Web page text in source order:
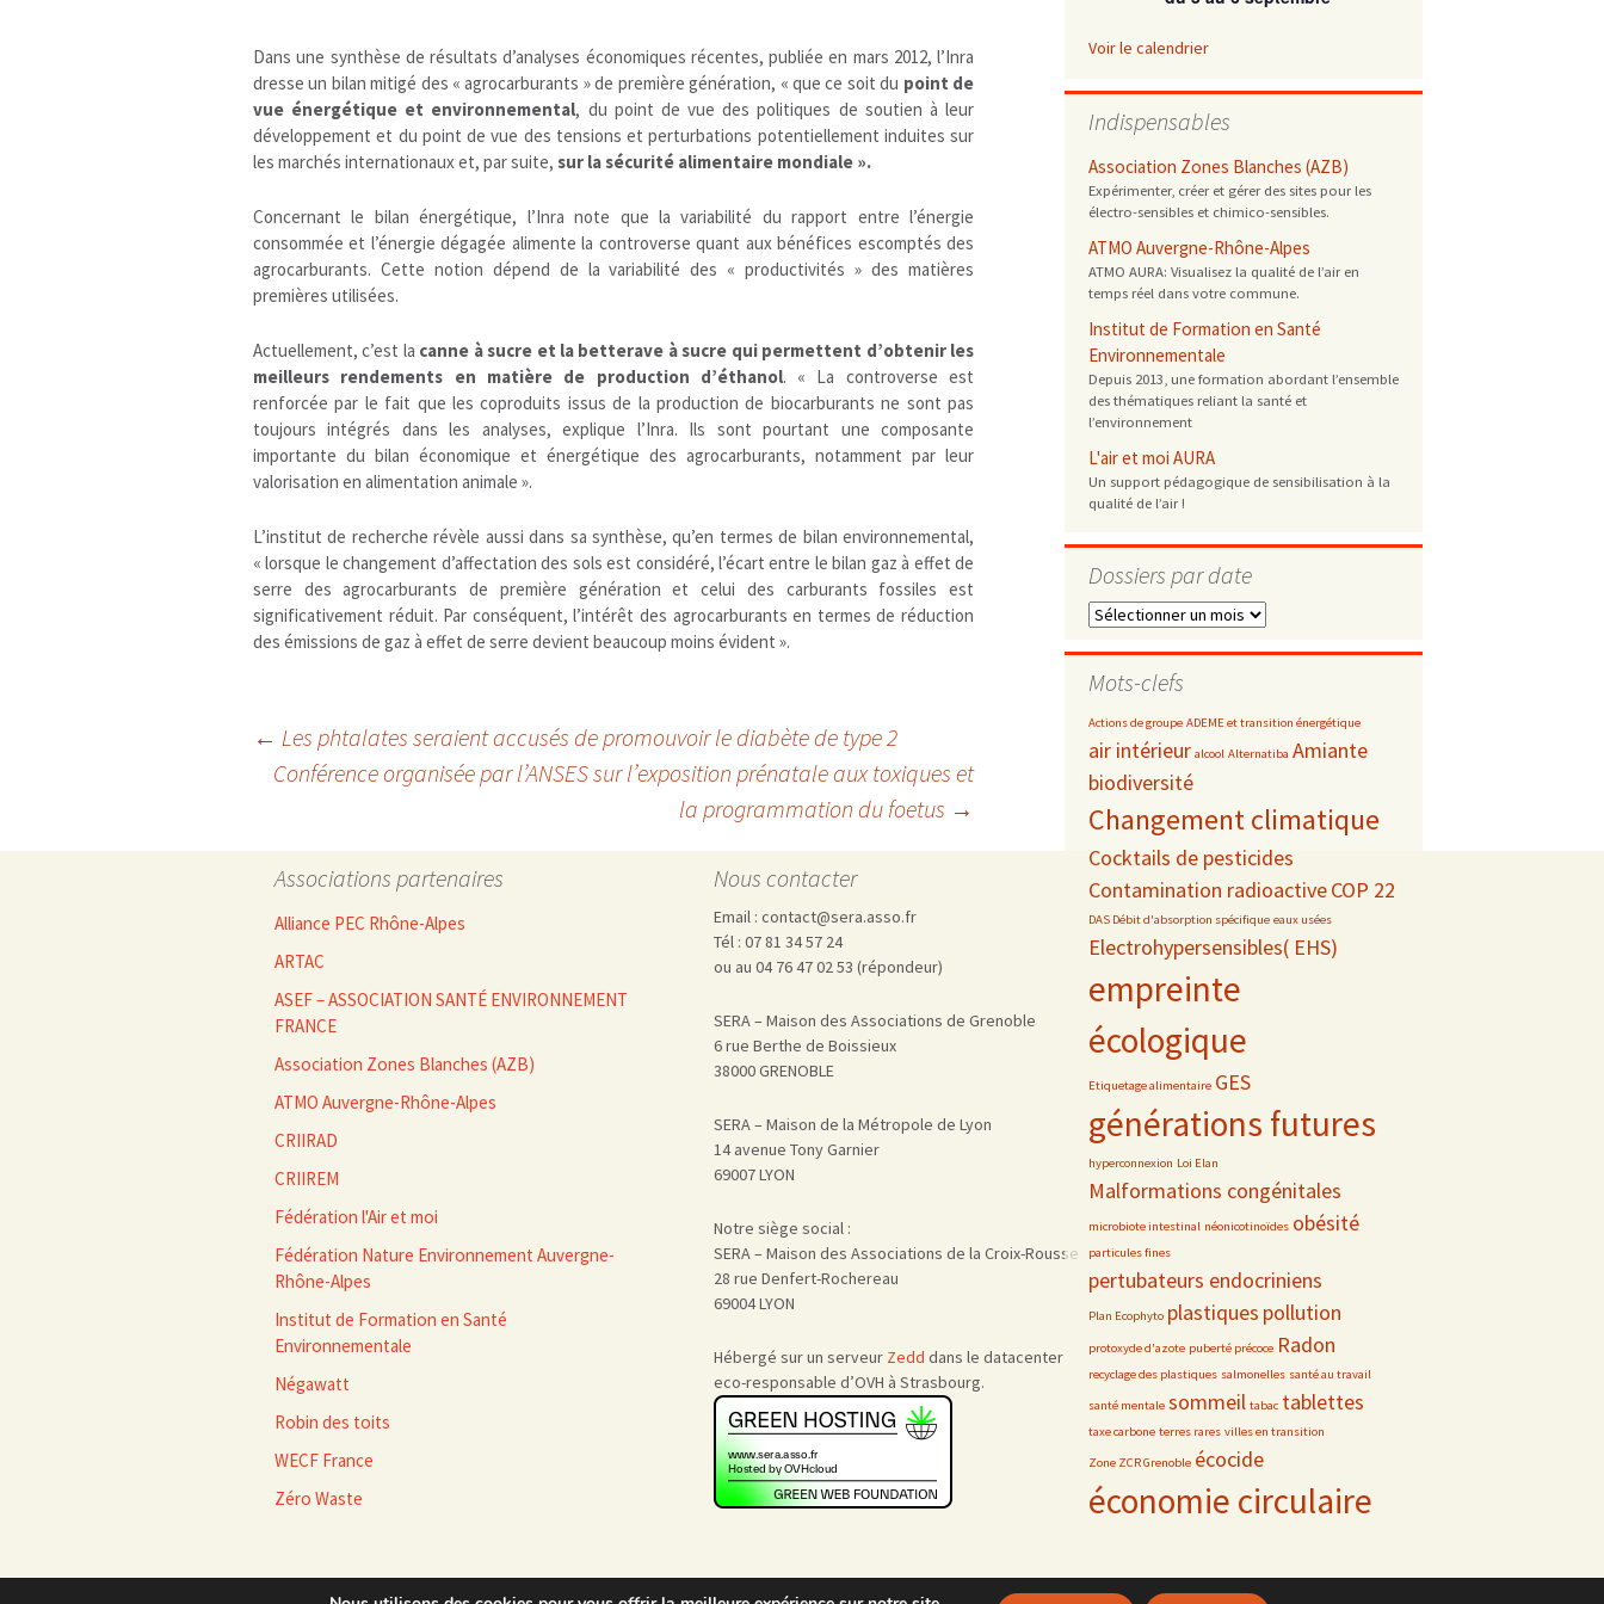
gaspillage alimentaire
modes de conservation et de cuisson
Risques majeurs
Bruit
Changements climatiques
Contamination infectieuse
Contaminations chimiques
cancérigène / mutagène / reprotoxique
perturbateurs endocriniens
PFAS
recyclage
traitements
Décisions politiques et juridiques
européenne
internationale
Eau
mers et océans
renouvelables / transition énergétique
Études scientifiques
épidémiologique
rapport économique
surveillance sanitaire
toxicologique
Jurisprudence
Logement
Modes de comportement
Pharmacovigilance, produits et
dispositifs de santé, vaccins
Population à risque
adolescents
exposition professionnelle
femmes enceintes / enfants
Publications recommandées
Rayonnements
Sols
Sommeil
Technologies
écrans / jeux vidéos
environnement industriel
Tourisme
Dans une synthèse de résultats d’analyses économiques récentes, publiée en mars 2012, l’Inra
dresse un bilan mitigé des « agrocarburants » de première génération, « que ce soit du point de
vue énergétique et environnemental, du point de vue des politiques de soutien à leur
développement et du point de vue des tensions et perturbations potentiellement induites sur
les marchés internationaux et, par suite, sur la sécurité alimentaire mondiale ».
Concernant le bilan énergétique, l’Inra note que la variabilité du rapport entre l’énergie
consommée et l’énergie dégagée alimente la controverse quant aux bénéfices escomptés des
agrocarburants. Cette notion dépend de la variabilité des « productivités » des matières
premières utilisées.
Actuellement, c’est la canne à sucre et la betterave à sucre qui permettent d’obtenir les
meilleurs rendements en matière de production d’éthanol. « La controverse est
renforcée par le fait que les coproduits issus de la production de biocarburants ne sont pas
toujours intégrés dans les analyses, explique l’Inra. Ils sont pourtant une composante
importante du bilan économique et énergétique des agrocarburants, notamment par leur
valorisation en alimentation animale ».
L’institut de recherche révèle aussi dans sa synthèse, qu’en termes de bilan environnemental,
« lorsque le changement d’affectation des sols est considéré, l’écart entre le bilan gaz à effet de
serre des agrocarburants de première génération et celui des carburants fossiles est
significativement réduit. Par conséquent, l’intérêt des agrocarburants en termes de réduction
des émissions de gaz à effet de serre devient beaucoup moins évident ».
Navigation
← Les phtalates seraient accusés de promouvoir le diabète de type 2
Conférence organisée par l’ANSES sur l’exposition prénatale aux toxiques et
la programmation du foetus →
Voir le calendrier
Indispensables
Association Zones Blanches (AZB)
Expérimenter, créer et gérer des sites pour les
électro-sensibles et chimico-sensibles.
ATMO Auvergne-Rhône-Alpes
ATMO AURA: Visualisez la qualité de l’air en
temps réel dans votre commune.
Institut de Formation en Santé
Environnementale
Depuis 2013, une formation abordant l’ensemble
des thématiques reliant la santé et
l’environnement
L'air et moi AURA
Un support pédagogique de sensibilisation à la
qualité de l’air !
Dossiers par date
Dossiers
date
Mots-clefs
Actions de groupe ADEME et transition énergétique
air intérieur alcool Alternatiba Amiante
biodiversité
Changement climatique
Cocktails de pesticides
Contamination radioactiveCOP 22
DAS Débit d'absorption spécifique eaux usées
Electrohypersensibles( EHS)
empreinte
écologique
Etiquetage alimentaire GES
générations futures
hyperconnexion Loi Elan
Malformations congénitales
microbiote intestinal néonicotinoïdes obésité
particules fines
pertubateurs endocriniens
Plan Ecophyto plastiques pollution
protoxyde d'azote puberté précoce Radon
recyclage des plastiques salmonelles santé au travail
santé mentale sommeil tabac tablettes
taxe carbone terres rares villes en transition
Zone ZCR Grenoble écocide
économie circulaire
Associations partenaires
Alliance PEC Rhône-Alpes
ARTAC
ASEF – ASSOCIATION SANTÉ ENVIRONNEMENT
FRANCE
Association Zones Blanches (AZB)
ATMO Auvergne-Rhône-Alpes
CRIIRAD
CRIIREM
Fédération l'Air et moi
Fédération Nature Environnement Auvergne-
Rhône-Alpes
Institut de Formation en Santé
Environnementale
Négawatt
Robin des toits
WECF France
Zéro Waste
Nous contacter
Email : contact@sera.asso.fr
Tél : 07 81 34 57 24
ou au 04 76 47 02 53 (répondeur)
SERA – Maison des Associations de Grenoble
6 rue Berthe de Boissieux
38000 GRENOBLE
SERA – Maison de la Métropole de Lyon
14 avenue Tony Garnier
69007 LYON
Notre siège social :
SERA – Maison des Associations de la Croix-Rousse
28 rue Denfert-Rochereau
69004 LYON
Hébergé sur un serveur Zedd dans le datacenter
eco-responsable d’OVH à Strasbourg.